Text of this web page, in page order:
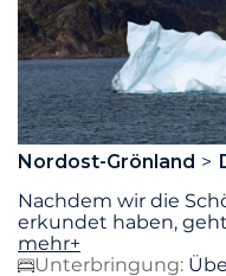
Nordost-Grönland
Nachdem wir die
erkundet haben,
mehr+
Unterbringung: